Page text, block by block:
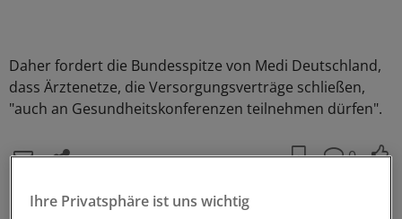
Daher fordert die Bundesspitze von Medi Deutschland,
dass Ärztenetze, die Versorgungsverträge schließen,
"auch an Gesundheitskonferenzen teilnehmen dürfen".
0
Schlagworte:
Ihre Privatsphäre ist uns wichtig